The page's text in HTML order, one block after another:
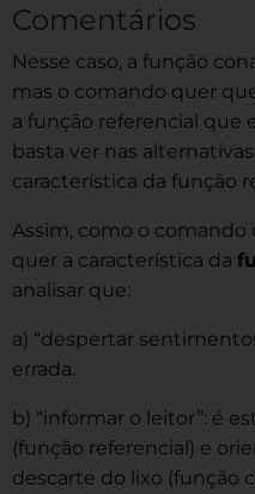
Comentários
Nesse caso, a função
mas o comando quer
a função referencial que
basta ver nas
característica da função
Assim, como o
quer a característica da
analisar que:
a) “despertar
errada.
b) “informar o leitor”: é
(função referencial) e
descarte do lixo (função